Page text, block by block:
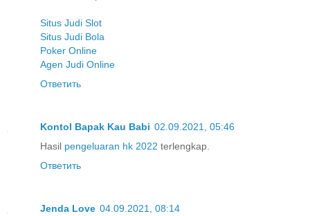
Situs Judi Slot
Situs Judi Bola
Poker Online
Agen Judi Online
Ответить
Kontol Bapak Kau Babi 02.09.2021, 05:46
Hasil pengeluaran hk 2022 terlengkap.
Ответить
Jenda Love 04.09.2021, 08:14